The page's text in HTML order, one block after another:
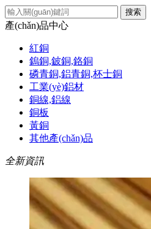
搜索
產(chǎn)品中心
紅銅
鎢銅,鈹銅,鉻銅
磷青銅,鋁青銅,杯士銅
工業(yè)鋁材
銅線,鋁線
銅板
黃銅
其他產(chǎn)品
全新資訊